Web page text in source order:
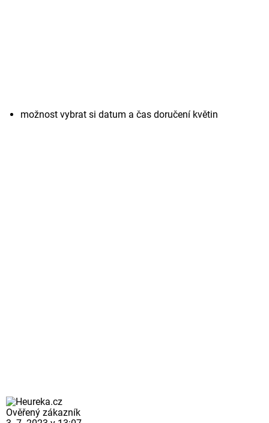
možnost vybrat si datum a čas doručení květin
Ověřený zákazník